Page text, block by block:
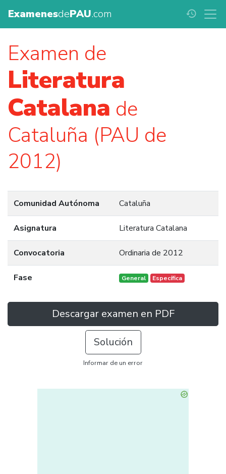
ExamenesdePAU.com history
Examen de
Literatura
Catalana de
Cataluña (PAU de
2012)
Comunidad Autónoma Cataluña
Asignatura Literatura Catalana
Convocatoria Ordinaria de 2012
Fase General Específica
Descargar examen en PDF
Solución
Informar de un error